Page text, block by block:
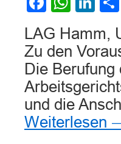
LAG Hamm,
Zu den
Die
und die
Weiterlesen